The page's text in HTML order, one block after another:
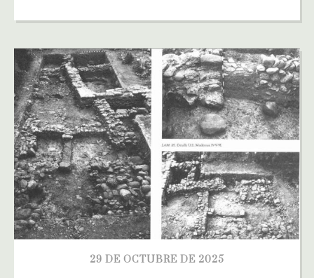
29 DE OCTUBRE DE 2025